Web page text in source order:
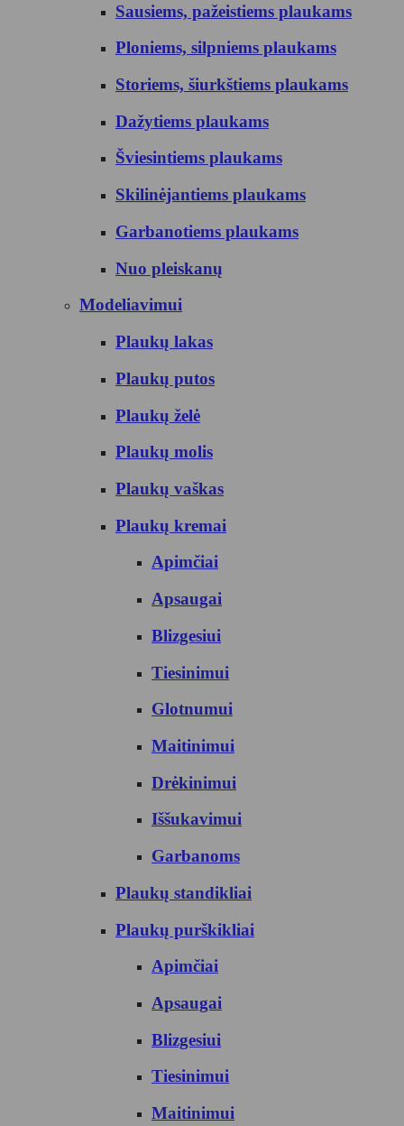
Sausiems, pažeistiems plaukams
Ploniems, silpniems plaukams
Storiems, šiurkštiems plaukams
Dažytiems plaukams
Šviesintiems plaukams
Skilinėjantiems plaukams
Garbanotiems plaukams
Nuo pleiskanų
Modeliavimui
Plaukų lakas
Plaukų putos
Plaukų želė
Plaukų molis
Plaukų vaškas
Plaukų kremai
Apimčiai
Apsaugai
Blizgesiui
Tiesinimui
Glotnumui
Maitinimui
Drėkinimui
Iššukavimui
Garbanoms
Plaukų standikliai
Plaukų purškikliai
Apimčiai
Apsaugai
Blizgesiui
Tiesinimui
Maitinimui